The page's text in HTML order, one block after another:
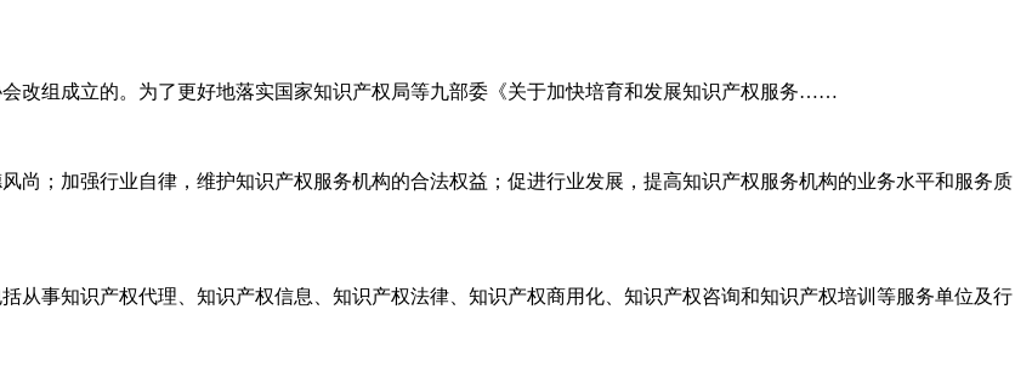
改组成立的。为了更好地落实国家知识产权局等九部委《关于加快培育和发展知识产权服务……
尚；加强行业自律，维护知识产权服务机构的合法权益；促进行业发展，提高知识产权服务机构的业务水平和服务质
从事知识产权代理、知识产权信息、知识产权法律、知识产权商用化、知识产权咨询和知识产权培训等服务单位及行